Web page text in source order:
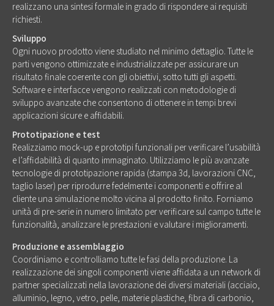
realizzano una sintesi formale in grado di rispondere ai requisiti
richiesti.
Sviluppo
Ogni nuovo prodotto viene studiato nel minimo dettaglio. Tutte le
parti vengono ottimizzate e industrializzate per assicurare un
risultato finale coerente con gli obiettivi, sotto tutti gli aspetti.
Software e interfacce vengono realizzati con metodologie di
sviluppo avanzate che consentono di ottenere in tempi brevi
applicazioni sicure e affidabili.
Prototipazione e test
Realizziamo mock-up e prototipi funzionali per verificare l’usabilità
e l’affidabilità di quanto immaginato. Utilizziamo le più avanzate
tecnologie di prototipazione rapida (stampa 3d, lavorazioni CNC,
taglio laser) per riprodurre fedelmente i componenti e offrire al
cliente una simulazione molto vicina al prodotto finito. Forniamo
unità di pre-serie in numero limitato per verificare sul campo tutte le
funzionalità, analizzare le prestazioni e valutare i miglioramenti.
Produzione e assemblaggio
Coordiniamo e controlliamo tutte le fasi della produzione. La
realizzazione dei singoli componenti viene affidata a un network di
partner specializzati nella lavorazione dei diversi materiali (acciaio,
alluminio, legno, vetro, pelle, materie plastiche, fibra di carbonio,